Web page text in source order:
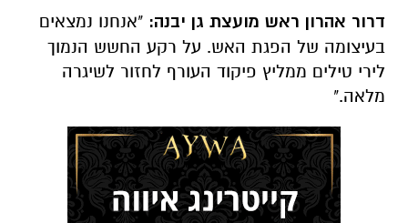
דרור אהרון ראש מועצת גן יבנה: "אנחנו נמצאים
בעיצומה של הפגת האש. על רקע החשש הנמוך
לירי טילים ממליץ פיקוד העורף לחזור לשיגרה
מלאה."